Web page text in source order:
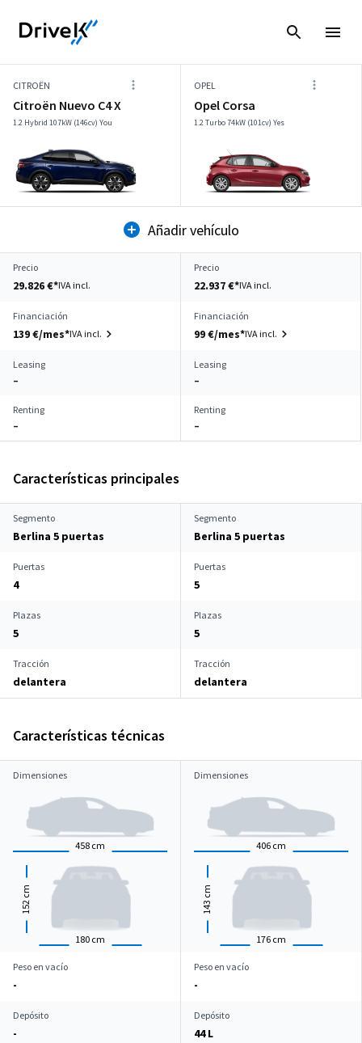
CITROËN
Citroën Nuevo C4 X
1.2 Hybrid 107kW (146cv) You
OPEL
Opel Corsa
1.2 Turbo 74kW (101cv) Yes
Añadir vehículo
Precio
29.826 €*IVA incl.
Precio
22.937 €*IVA incl.
Financiación
139 €/mes*IVA incl.
Financiación
99 €/mes*IVA incl.
Leasing
–
Leasing
–
Renting
–
Renting
–
Características principales
Segmento
Berlina 5 puertas
Segmento
Berlina 5 puertas
Puertas
4
Puertas
5
Plazas
5
Plazas
5
Tracción
delantera
Tracción
delantera
Características técnicas
Dimensiones
458 cm
180 cm
152
cm
Dimensiones
406 cm
176 cm
143
cm
Peso en vacío
-
Peso en vacío
-
Depósito
-
Depósito
44 L